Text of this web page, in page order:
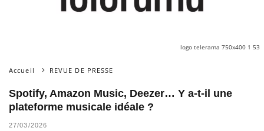
logo telerama 750x400 1 53
Accueil REVUE DE PRESSE
Spotify, Amazon Music, Deezer… Y a-t-il une
plateforme musicale idéale ?
27/03/2026